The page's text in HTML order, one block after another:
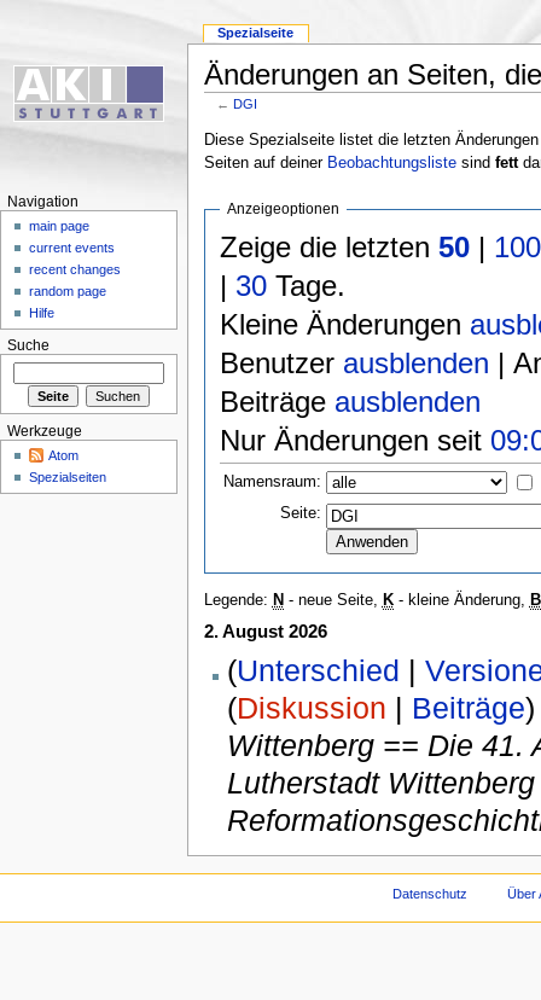
Änderungen an Seiten,
←DGI
Diese Spezialseite listet die letzten
Seiten auf deiner Beobachtungslistesind fett
Anzeigeoptionen
Zeige die letzten50 | 100
| 30 Tage.
Kleine Änderungen
Benutzer ausblenden |
Beiträge ausblenden
Nur Änderungen seit
Namensraum:
Seite:
Legende: N - neue Seite, K- kleine Änderung, B
2. August 2026
(Unterschied
(Diskussion Beiträge)
Wittenberg == Die 41.
Lutherstadt
Spezialseite
Navigation
main page
current events
recent changes
random page
Hilfe
Suche
Werkzeuge
Atom
Spezialseiten
Datenschutz Über